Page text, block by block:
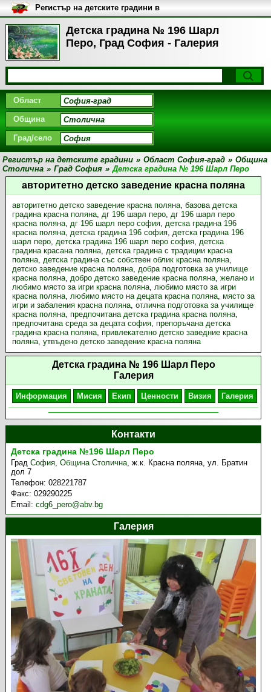
Детска градина № 196 Шарл
Перо, Град София - Галерия
Регистър на детските градини в
България
Област
Община
Град/село
Регистър на детските градини » Област София-град » Община
Столична » Град София » Детска градина № 196 Шарл Перо
авторитетно детско заведение красна поляна
авторитетно детско заведение красна поляна, базова детска
градина красна поляна, дг 196 шарл перо, дг 196 шарл перо
красна поляна, дг 196 шарл перо софия, детска градина 196
красна поляна, детска градина 196 софия, детска градина 196
шарл перо, детска градина 196 шарл перо софия, детска
градина красана поляна, детска градина с традиции красна
поляна, детска градина със собствен облик красна поляна,
детско заведение красна поляна, добра подготовка за училище
красна поляна, добро детско заведение красна поляна, желано и
любимо място за игри красна поляна, любимо място за игри
красна поляна, любимо място на децата красна поляна, място за
игри и забаления красна поляна, отлична подготовка за училище
красна поляна, предпочитана детска градина красна поляна,
предпочитана среда за децата софия, препоръчана детска
градина красна поляна, привлекателно детско заведние красна
поляна, утвъдено детско заведение красна поляна
Детска градина № 196 Шарл Перо
Галерия
Информация Мисия Екип Ценности Визия Галерия
Контакти
Детска градина №196 Шарл Перо
ГрадСофия,Община Столична,ж.к. Красна поляна, ул. Братин
дол 7
Телефон:028221787
Факс:029290225
Email:cdg6_pero@abv.bg
Галерия